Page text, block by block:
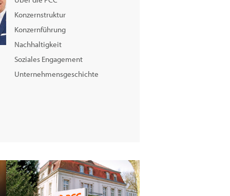
Konzernstruktur
Konzernführung
Nachhaltigkeit
Soziales Engagement
Unternehmensgeschichte